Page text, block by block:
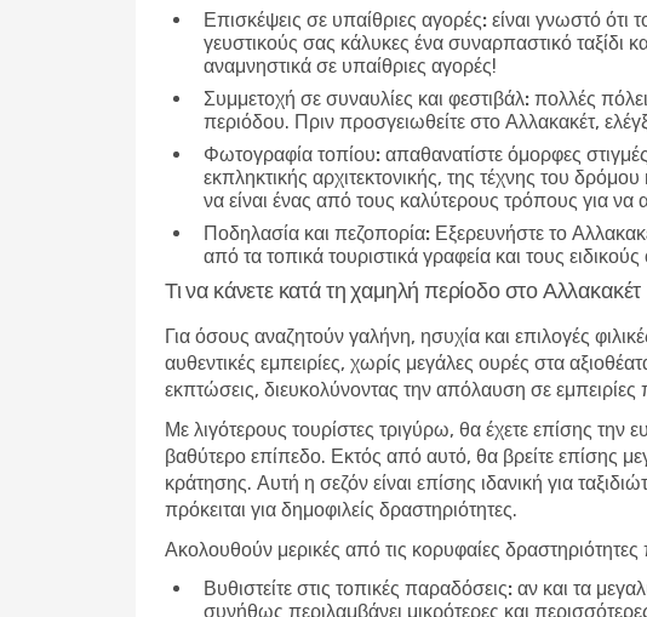
Επισκέψεις σε υπαίθριες αγορές: είναι γνωστό ότι
γευστικούς σας κάλυκες ένα συναρπαστικό ταξίδι
αναμνηστικά σε υπαίθριες αγορές!
Συμμετοχή σε συναυλίες και φεστιβάλ: πολλές
περιόδου. Πριν προσγειωθείτε στο Αλλακακέτ,
Φωτογραφία τοπίου: απαθανατίστε όμορφες
εκπληκτικής αρχιτεκτονικής, της τέχνης του
να είναι ένας από τους καλύτερους τρόπους για να
Ποδηλασία και πεζοπορία: Εξερευνήστε το
από τα τοπικά τουριστικά γραφεία και τους
Τι να κάνετε κατά τη χαμηλή περίοδο στο Αλλακακέτ
Για όσους αναζητούν γαλήνη, ησυχία και επιλογές
αυθεντικές εμπειρίες, χωρίς μεγάλες ουρές στα
εκπτώσεις, διευκολύνοντας την απόλαυση σε εμπειρίες
Με λιγότερους τουρίστες τριγύρω, θα έχετε επίσης την
βαθύτερο επίπεδο. Εκτός από αυτό, θα βρείτε επίσης
κράτησης. Αυτή η σεζόν είναι επίσης ιδανική για
πρόκειται για δημοφιλείς δραστηριότητες.
Ακολουθούν μερικές από τις κορυφαίες
Βυθιστείτε στις τοπικές παραδόσεις: αν και τα
συνήθως περιλαμβάνει μικρότερες και